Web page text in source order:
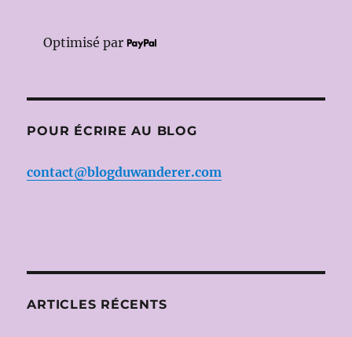
Optimisé par
POUR ÉCRIRE AU BLOG
contact@blogduwanderer.com
ARTICLES RÉCENTS